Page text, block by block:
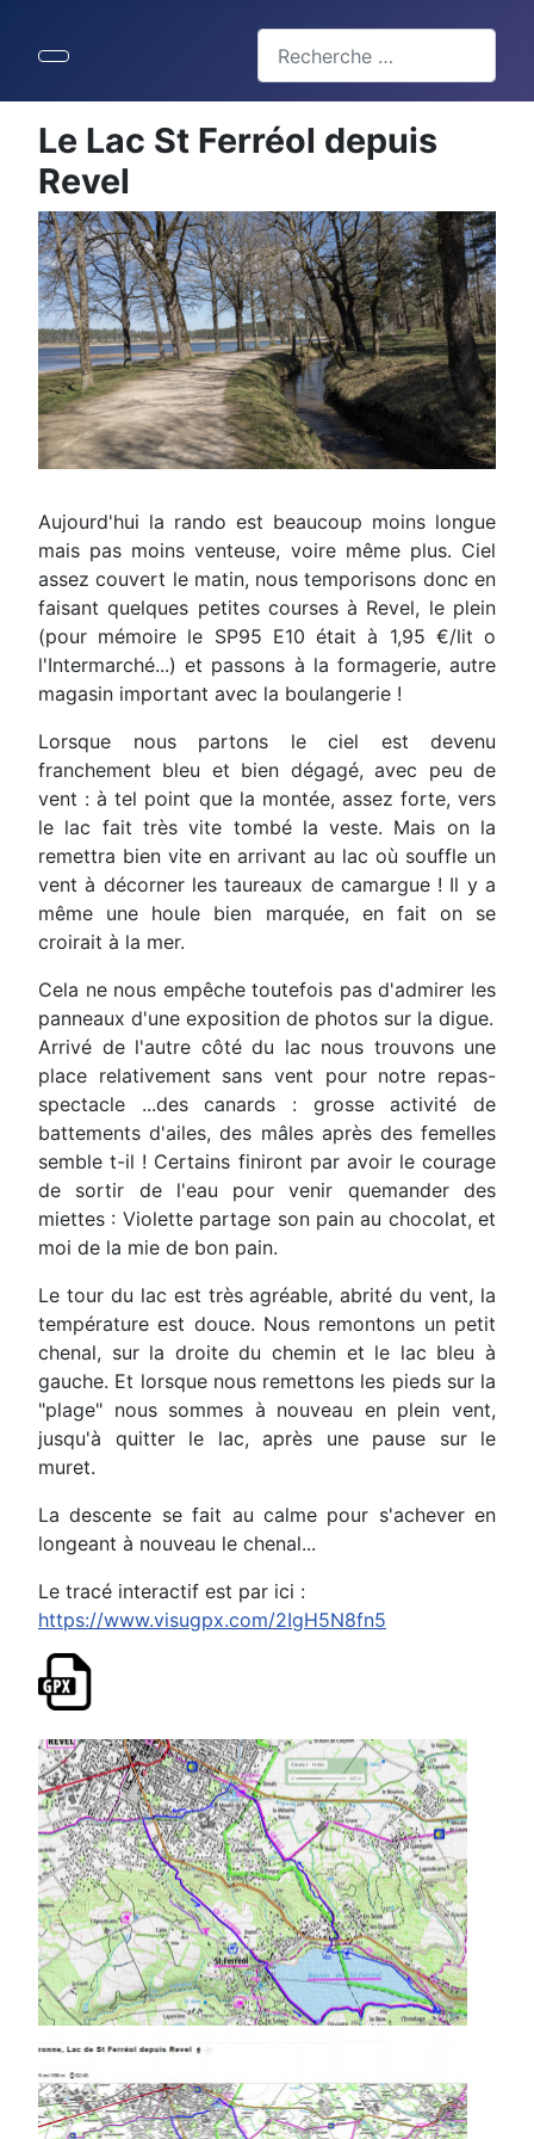
Type 2 or more characters for
Le Lac St Ferréol depuis
Revel
Aujourd'hui la rando est beaucoup moins longue
mais pas moins venteuse, voire même plus. Ciel
assez couvert le matin, nous temporisons donc en
faisant quelques petites courses à Revel, le plein
(pour mémoire le SP95 E10 était à 1,95 €/lit o
l'Intermarché...) et passons à la formagerie, autre
magasin important avec la boulangerie !
Lorsque nous partons le ciel est devenu
franchement bleu et bien dégagé, avec peu de
vent : à tel point que la montée, assez forte, vers
le lac fait très vite tombé la veste. Mais on la
remettra bien vite en arrivant au lac où souffle un
vent à décorner les taureaux de camargue ! Il y a
même une houle bien marquée, en fait on se
croirait à la mer.
Cela ne nous empêche toutefois pas d'admirer les
panneaux d'une exposition de photos sur la digue.
Arrivé de l'autre côté du lac nous trouvons une
place relativement sans vent pour notre repas-
spectacle ...des canards : grosse activité de
battements d'ailes, des mâles après des femelles
semble t-il ! Certains finiront par avoir le courage
de sortir de l'eau pour venir quemander des
miettes : Violette partage son pain au chocolat, et
moi de la mie de bon pain.
Le tour du lac est très agréable, abrité du vent, la
température est douce. Nous remontons un petit
chenal, sur la droite du chemin et le lac bleu à
gauche. Et lorsque nous remettons les pieds sur la
"plage" nous sommes à nouveau en plein vent,
jusqu'à quitter le lac, après une pause sur le
muret.
La descente se fait au calme pour s'achever en
longeant à nouveau le chenal...
Le tracé interactif est par ici :
https://www.visugpx.com/2IgH5N8fn5